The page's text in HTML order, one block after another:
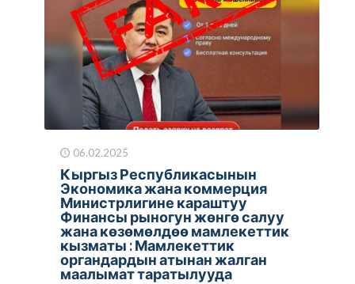
06.02.2025
Кыргыз Республикасынын
Экономика жана коммерция
Министрлигине караштуу
Финансы рыногун жөнгө салуу
жана көзөмөлдөө мамлекеттик
кызматы : Мамлекеттик
органдардын атынан жалган
маалымат таратылууда